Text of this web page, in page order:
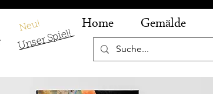
Home Gemälde
Unser Spiel!
Neu!